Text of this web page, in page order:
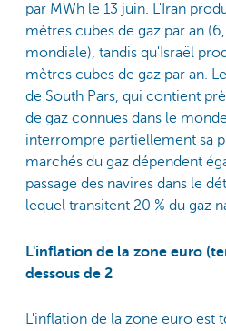
par MWh le 13 juin. L'Iran
mètres cubes de gaz par an
mondiale), tandis qu'Israël
mètres cubes de gaz par an.
de South Pars, qui contient
de gaz connues dans le
interrompre partiellement sa
marchés du gaz dépendent
passage des navires dans le
lequel transitent 20 % du gaz
L'inflation de la zone euro
dessous de 2
L'inflation de la zone euro est